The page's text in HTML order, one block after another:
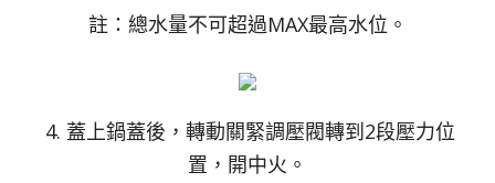
註：總水量不可超過MAX最高水位。
4. 蓋上鍋蓋後，轉動關緊調壓閥轉到2段壓力位
置，開中火。